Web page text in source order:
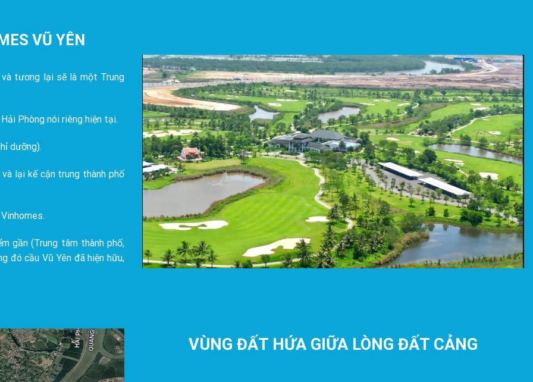
VŨ YÊN
tương lại sẽ là một Trung
Phòng nói riêng hiện tại.
dưỡng).
lại kế cận trung thành phố
gần (Trung tâm thành phố,
đó cầu Vũ Yên đã hiện hữu,
VÙNG ĐẤT HỨA GIỮA LÒNG ĐẤT CẢNG